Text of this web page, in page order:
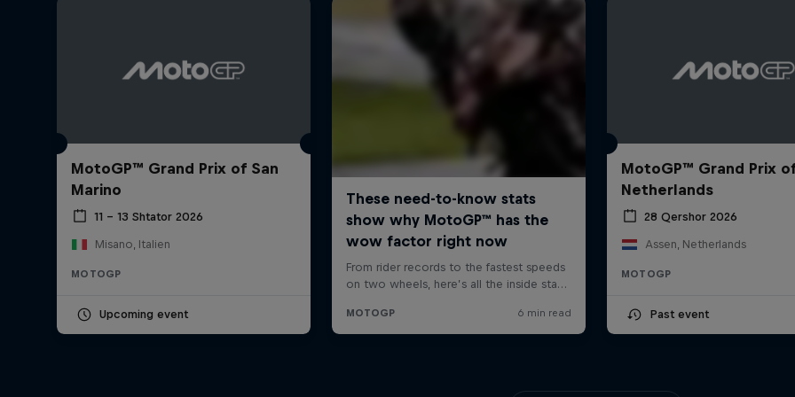
MotoGP™ Grand Prix of San
Marino
11 – 13 Shtator 2026
Misano, Italien
MOTOGP
Upcoming event
MotoGP™ Grand Prix
Netherlands
28 Qershor 2026
Assen, Netherlands
MOTOGP
Past event